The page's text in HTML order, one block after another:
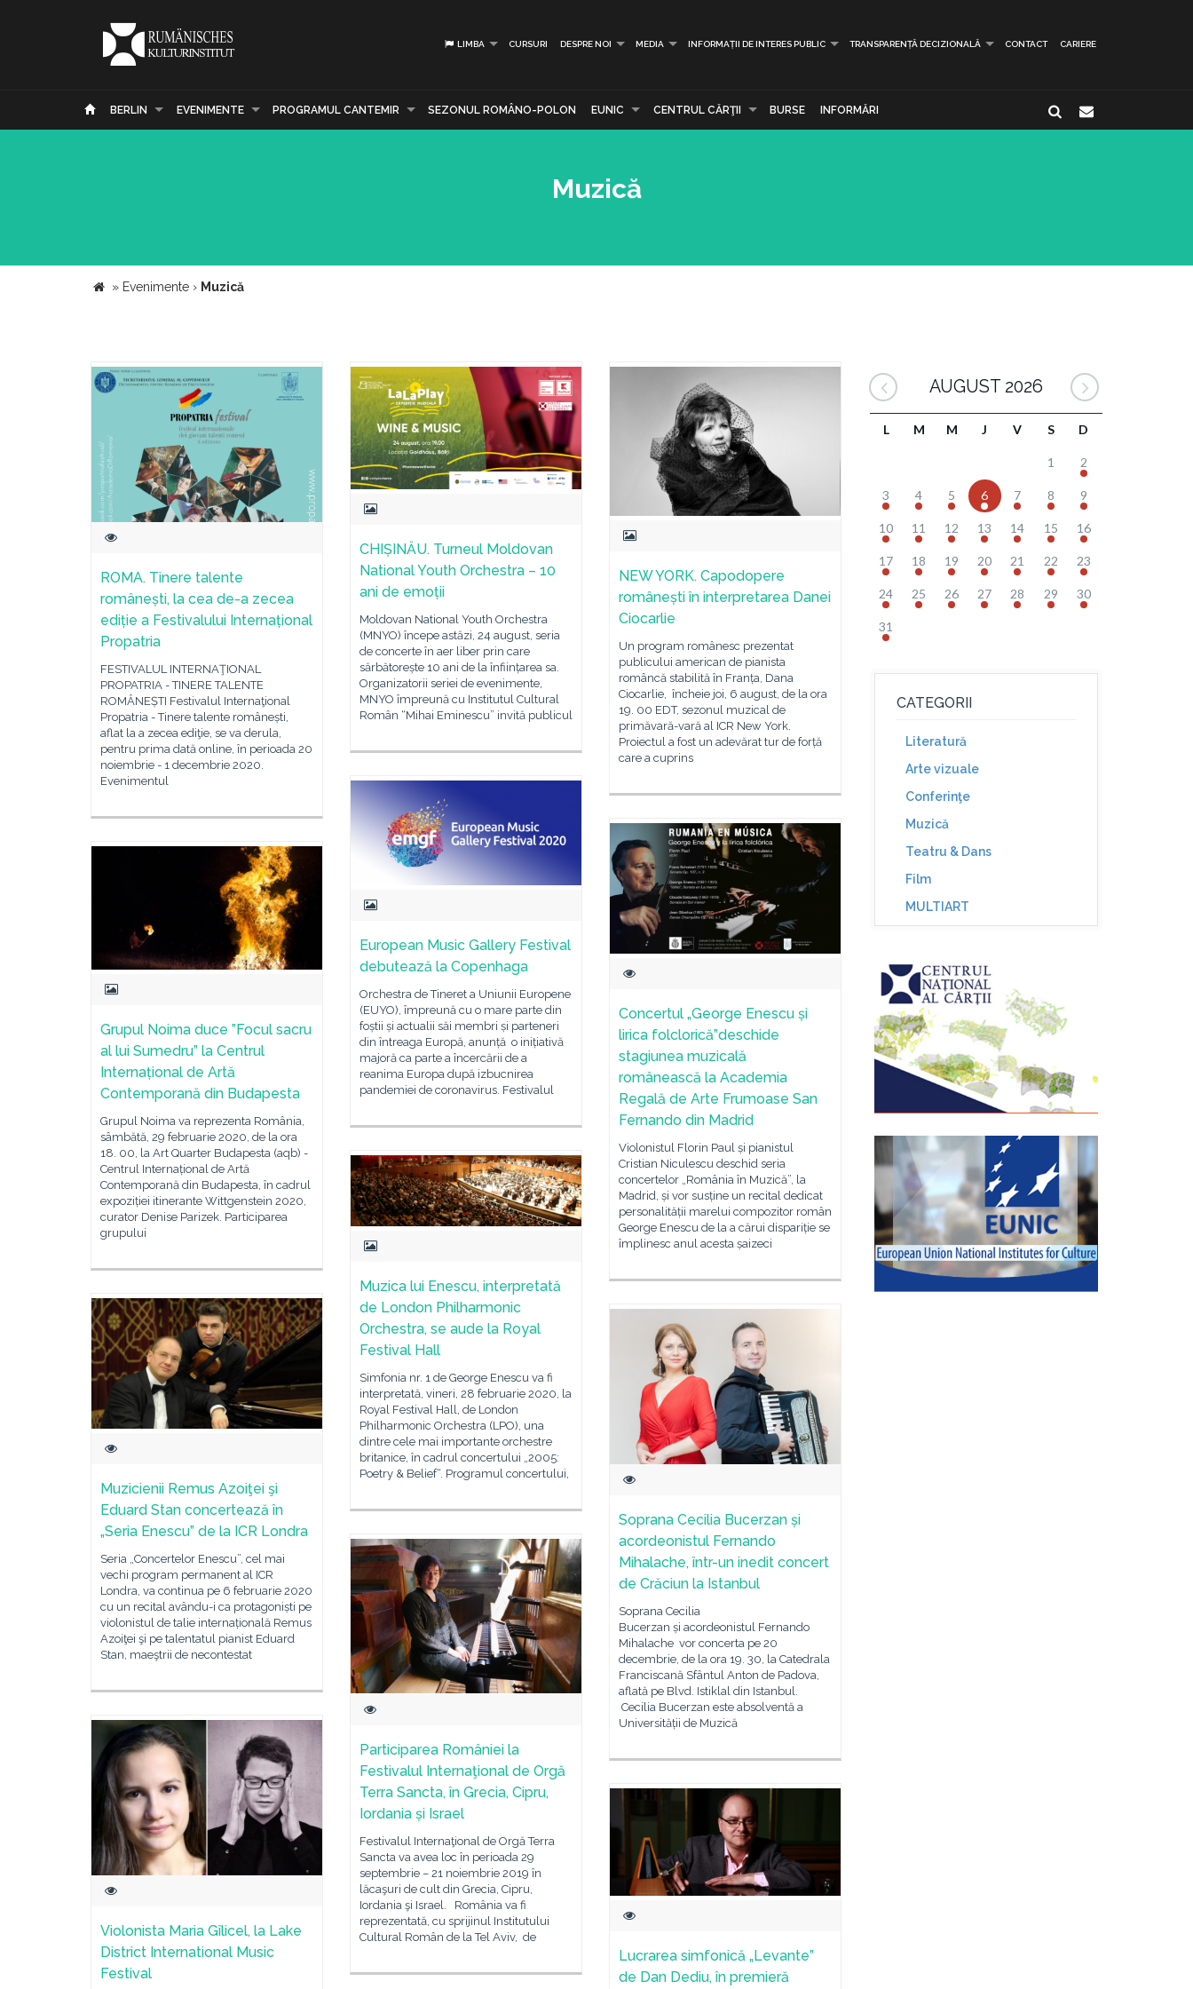
LIMBA CURSURI DESPRE NOI MEDIA INFORMAȚII DE INTERES PUBLIC TRANSPARENȚĂ DECIZIONALĂ CONTACT CARIERE
BERLIN EVENIMENTE PROGRAMUL CANTEMIR SEZONUL ROMÂNO-POLON EUNIC CENTRUL CĂRŢII BURSE INFORMĂRI
Muzică
» Evenimente › Muzică
ROMA. Tinere talente
românești, la cea de-a zecea
ediție a Festivalului Internațional
Propatria
FESTIVALUL INTERNAŢIONAL
PROPATRIA - TINERE TALENTE
ROMÂNEȘTI Festivalul Internaţional
Propatria - Tinere talente românești,
aflat la a zecea ediţie, se va derula,
pentru prima dată online, în perioada 20
noiembrie - 1 decembrie 2020.
Evenimentul
CHIȘINĂU. Turneul Moldovan
National Youth Orchestra – 10
ani de emoții
Moldovan National Youth Orchestra
(MNYO) începe astăzi, 24 august, seria
de concerte în aer liber prin care
sărbătorește 10 ani de la înființarea sa.
Organizatorii seriei de evenimente,
MNYO împreună cu Institutul Cultural
Român “Mihai Eminescu” invită publicul
NEW YORK. Capodopere
românești în interpretarea Danei
Ciocarlie
Un program românesc prezentat
publicului american de pianista
româncă stabilită în Franța, Dana
Ciocarlie, încheie joi, 6 august, de la ora
19. 00 EDT, sezonul muzical de
primăvară-vară al ICR New York.
Proiectul a fost un adevărat tur de forță
care a cuprins
European Music Gallery Festival
debutează la Copenhaga
Orchestra de Tineret a Uniunii Europene
(EUYO), împreună cu o mare parte din
foștii și actualii săi membri și parteneri
din întreaga Europă, anunță o inițiativă
majoră ca parte a încercării de a
reanima Europa după izbucnirea
pandemiei de coronavirus. Festivalul
Concertul „George Enescu și
lirica folclorică”deschide
stagiunea muzicală
românească la Academia
Regală de Arte Frumoase San
Fernando din Madrid
Violonistul Florin Paul și pianistul
Cristian Niculescu deschid seria
concertelor „România în Muzică”, la
Madrid, și vor susține un recital dedicat
personalității marelui compozitor român
George Enescu de la a cărui dispariție se
împlinesc anul acesta șaizeci
Grupul Noima duce ”Focul sacru
al lui Sumedru” la Centrul
Internațional de Artă
Contemporană din Budapesta
Grupul Noima va reprezenta România,
sâmbătă, 29 februarie 2020, de la ora
18. 00, la Art Quarter Budapesta (aqb) -
Centrul Internațional de Artă
Contemporană din Budapesta, în cadrul
expoziției itinerante Wittgenstein 2020,
curator Denise Parizek. Participarea
grupului
Muzica lui Enescu, interpretată
de London Philharmonic
Orchestra, se aude la Royal
Festival Hall
Simfonia nr. 1 de George Enescu va fi
interpretată, vineri, 28 februarie 2020, la
Royal Festival Hall, de London
Philharmonic Orchestra (LPO), una
dintre cele mai importante orchestre
britanice, în cadrul concertului „2005:
Poetry & Belief“. Programul concertului,
Muzicienii Remus Azoiţei şi
Eduard Stan concertează în
„Seria Enescu” de la ICR Londra
Seria „Concertelor Enescu”, cel mai
vechi program permanent al ICR
Londra, va continua pe 6 februarie 2020
cu un recital avându-i ca protagoniști pe
violonistul de talie internațională Remus
Azoiţei şi pe talentatul pianist Eduard
Stan, maeştrii de necontestat
Soprana Cecilia Bucerzan și
acordeonistul Fernando
Mihalache, într-un inedit concert
de Crăciun la Istanbul
Soprana Cecilia
Bucerzan și acordeonistul Fernando
Mihalache vor concerta pe 20
decembrie, de la ora 19. 30, la Catedrala
Franciscană Sfântul Anton de Padova,
aflată pe Blvd. Istiklal din Istanbul.
Cecilia Bucerzan este absolventă a
Universității de Muzică
Participarea României la
Festivalul Internaţional de Orgă
Terra Sancta, în Grecia, Cipru,
Iordania și Israel
Festivalul Internaţional de Orgă Terra
Sancta va avea loc în perioada 29
septembrie – 21 noiembrie 2019 în
lăcaşuri de cult din Grecia, Cipru,
Iordania şi Israel. România va fi
reprezentată, cu sprijinul Institutului
Cultural Român de la Tel Aviv, de
Violonista Maria Gîlicel, la Lake
District International Music
Festival
Lucrarea simfonică „Levante”
de Dan Dediu, în premieră
AUGUST 2026
L M M J V S D
1 2
3 4 5 6 7 8 9
10 11 12 13 14 15 16
17 18 19 20 21 22 23
24 25 26 27 28 29 30
31
CATEGORII
Literatură
Arte vizuale
Conferinţe
Muzică
Teatru & Dans
Film
MULTIART